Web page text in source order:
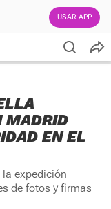
USAR APP
MADRID
EN EL
expedición
de fotos y firmas